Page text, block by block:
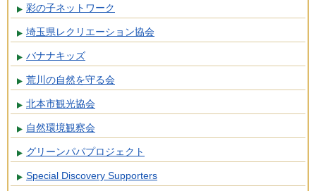
彩の子ネットワーク
埼玉県レクリエーション協会
バナナキッズ
荒川の自然を守る会
北本市観光協会
自然環境観察会
グリーンパパプロジェクト
Special Discovery Supporters